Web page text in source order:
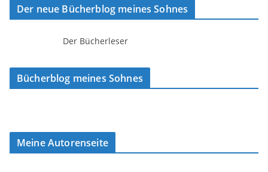
Der neue Bücherblog meines Sohnes
Der Bücherleser
Bücherblog meines Sohnes
Meine Autorenseite